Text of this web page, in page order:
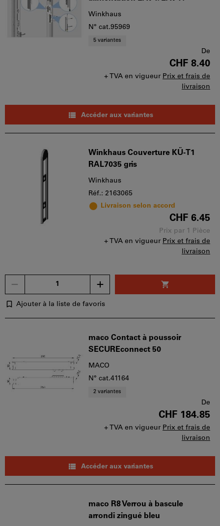
Winkhaus
N° cat.95969
5 variantes
De
CHF 8.40
+ TVA en vigueur Prix et frais de
livraison
Accéder aux variantes
Winkhaus Couverture KÜ-T1
RAL7035 gris
Winkhaus
Réf.: 2163065
Livraison selon accord
CHF 6.45
Prix par 1 Pièce
+ TVA en vigueur Prix et frais de
livraison
bon
peut
panier.
Ajouter à la liste de favoris
maco Contact à poussoir
SECUREconnect 50
MACO
N° cat.41164
2 variantes
De
CHF 184.85
+ TVA en vigueur Prix et frais de
livraison
Accéder aux variantes
maco R8 Verrou à bascule
arrondi zingué bleu